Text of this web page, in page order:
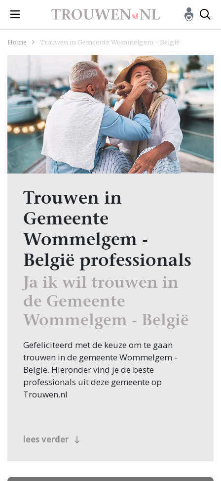
Home Trouwen in Gemeente Wommelgem - België
Trouwen in
Gemeente
Wommelgem -
België professionals
Ja ik wil trouwen in
de Gemeente
Wommelgem - België
Gefeliciteerd met de keuze om te gaan
trouwen in de gemeente Wommelgem -
België. Hieronder vind je de beste
professionals uit deze gemeente op
Trouwen.nl
lees verder